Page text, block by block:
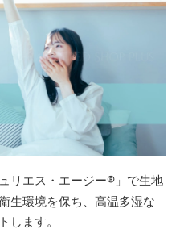
リエス・エージー® 」で生地
生環境を保ち、高温多湿な
します。